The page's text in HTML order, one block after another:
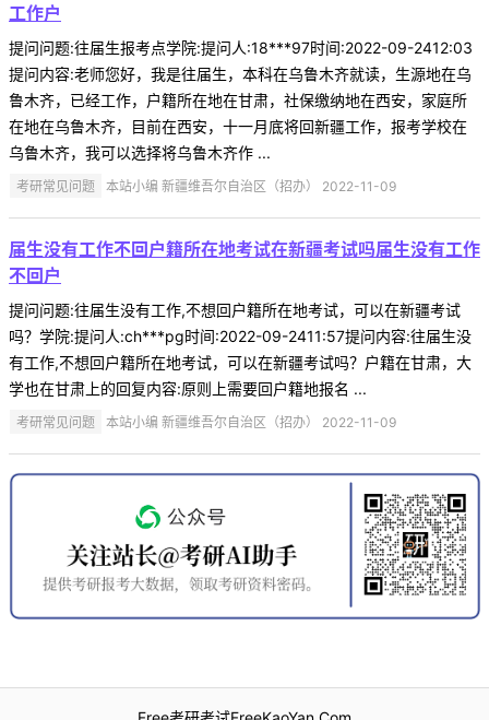
工作户
提问问题:往届生报考点学院:提问人:18***97时间:2022-09-2412:03
提问内容:老师您好，我是往届生，本科在乌鲁木齐就读，生源地在乌
鲁木齐，已经工作，户籍所在地在甘肃，社保缴纳地在西安，家庭所
在地在乌鲁木齐，目前在西安，十一月底将回新疆工作，报考学校在
乌鲁木齐，我可以选择将乌鲁木齐作 ...
考研常见问题 本站小编 新疆维吾尔自治区（招办） 2022-11-09
届生没有工作不回户籍所在地考试在新疆考试吗届生没有工作
不回户
提问问题:往届生没有工作,不想回户籍所在地考试，可以在新疆考试
吗？学院:提问人:ch***pg时间:2022-09-2411:57提问内容:往届生没
有工作,不想回户籍所在地考试，可以在新疆考试吗？户籍在甘肃，大
学也在甘肃上的回复内容:原则上需要回户籍地报名 ...
考研常见问题 本站小编 新疆维吾尔自治区（招办） 2022-11-09